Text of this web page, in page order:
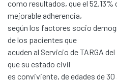
como resultados, que el
mejorable adherencia,
según los factores socio
de los pacientes que
acuden al Servicio de TARGA
que su estado civil
es conviviente, de edades de